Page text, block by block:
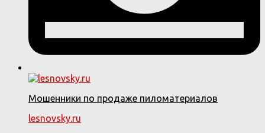
Мошенники по продаже пиломатериалов
lesnovsky.ru